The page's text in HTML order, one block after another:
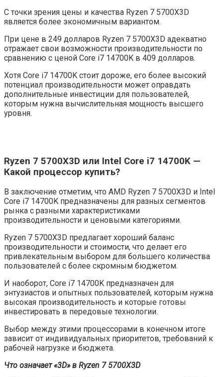
С точки зрения цены и качества Ryzen 7 5700X3D
является более экономичным вариантом.
При цене в 249 долларов Ryzen 7 5700X3D адекватно
отражает свои возможности производительности по
сравнению с ценой Core i7 14700K в 409 долларов.
Хотя Core i7 14700K стоит дороже, его более высокий
потенциал производительности может оправдать
дополнительные инвестиции для пользователей,
которым нужна вычислительная мощность высшего
уровня.
Ryzen 7 5700X3D или Intel Core i7 14700K —
Какой процессор купить?
В заключение отметим, что AMD Ryzen 7 5700X3D и Intel
Core i7 14700K предназначены для разных сегментов
рынка с разными характеристиками
производительности и ценовыми категориями.
Ryzen 7 5700X3D предлагает хороший баланс
производительности и стоимости, что делает его
привлекательным выбором для большего количества
пользователей с более скромным бюджетом.
И наоборот, Core i7 14700K предназначен для
энтузиастов и опытных пользователей, которым нужна
высокая производительность и которые готовы
инвестировать в передовые технологии.
Выбор между этими процессорами в конечном итоге
зависит от индивидуальных приоритетов, требований к
рабочей нагрузке и бюджета.
Что означает «3D» в Ryzen 7 5700X3D